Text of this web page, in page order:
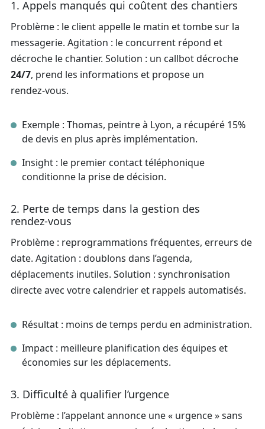
1. Appels manqués qui coûtent des chantiers
Problème : le client appelle le matin et tombe sur la
messagerie. Agitation : le concurrent répond et
décroche le chantier. Solution : un callbot décroche
24/7, prend les informations et propose un
rendez‑vous.
Exemple : Thomas, peintre à Lyon, a récupéré 15%
de devis en plus après implémentation.
Insight : le premier contact téléphonique
conditionne la prise de décision.
2. Perte de temps dans la gestion des
rendez‑vous
Problème : reprogrammations fréquentes, erreurs de
date. Agitation : doublons dans l’agenda,
déplacements inutiles. Solution : synchronisation
directe avec votre calendrier et rappels automatisés.
Résultat : moins de temps perdu en administration.
Impact : meilleure planification des équipes et
économies sur les déplacements.
3. Difficulté à qualifier l’urgence
Problème : l’appelant annonce une « urgence » sans